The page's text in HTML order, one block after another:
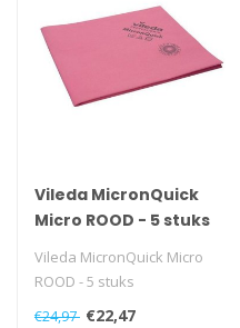
Vileda MicronQuick
Micro ROOD - 5 stuks
Vileda MicronQuick Micro
ROOD - 5 stuks
€24,97 €22,47